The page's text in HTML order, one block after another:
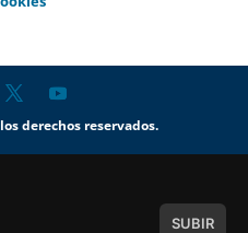
derechos reservados.
SUBIR